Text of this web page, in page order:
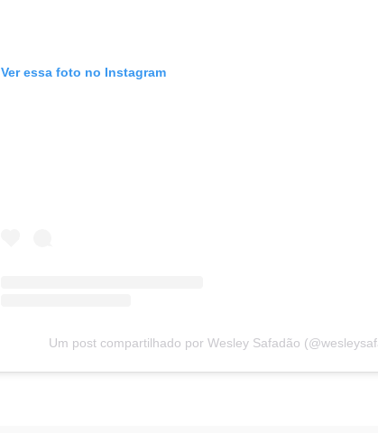
Ver essa foto no Instagram
Um post compartilhado por Wesley Safadão